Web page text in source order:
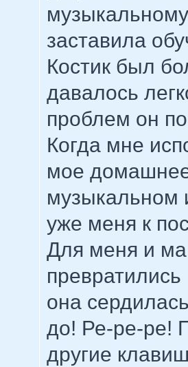
заставила
Костик был
давалось
проблем он
Когда мне
мое
музыкальном
уже меня к
Для меня и
она
до! Ре-ре-ре!
другие